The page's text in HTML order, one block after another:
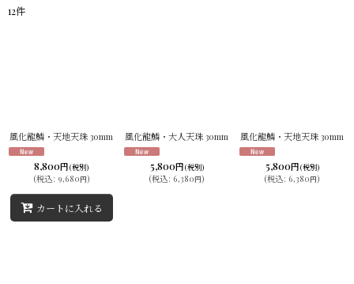
絞り込む
12件
風化龍鱗・天地天珠 30mm
8,800円 (税別)
(税込: 9,680円)
カートに入れる
風化龍鱗・大人天珠 30mm
5,800円(税別)
(税込: 6,380円)
風化龍鱗・天地天珠 30mm
5,800円(税別)
(税込: 6,380円)